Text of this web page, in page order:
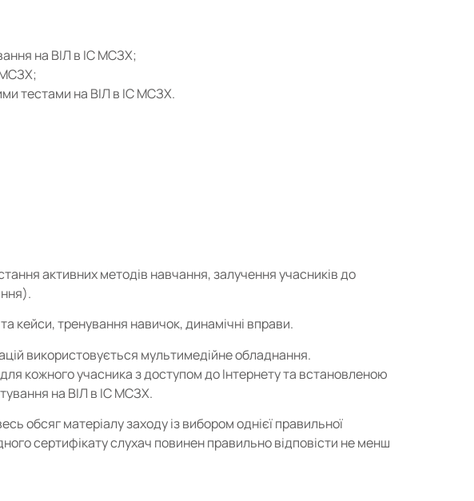
на ВІЛ в ІС МСЗХ;
МСЗХ;
тестами на ВІЛ в ІС МСЗХ.
активних методів навчання, залучення учасників до
кейси, тренування навичок, динамічні вправи.
використовується мультимедійне обладнання.
кожного учасника з доступом до Інтернету та встановленою
на ВІЛ в ІС МСЗХ.
обсяг матеріалу заходу із вибором однієї правильної
сертифікату слухач повинен правильно відповісти не менш